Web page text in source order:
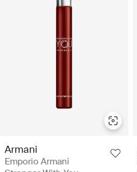
Armani
Emporio Armani